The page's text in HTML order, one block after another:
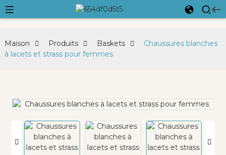
Maison Produits Baskets
Chaussures blanches
à lacets et strass pour femmes